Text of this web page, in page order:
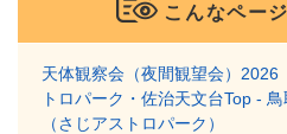
こんなペー
天体観察会（夜間観望会）2026
トロパーク・佐治天文台Top -
（さじアストロパーク）